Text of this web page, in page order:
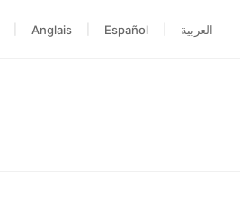
Anglais Español العربية